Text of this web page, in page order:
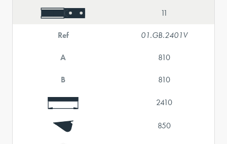
11
Ref 01.GB.2401V
A 810
B 810
2410
850